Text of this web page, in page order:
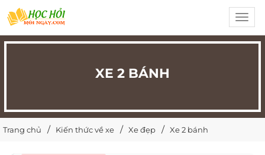
XE 2 BÁNH
Trang chủ Kiến thức về xe Xe đẹp Xe 2 bánh